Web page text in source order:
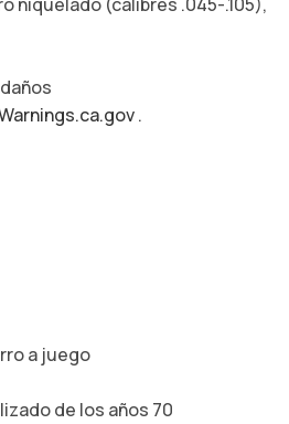
.
a juego
de los años 70